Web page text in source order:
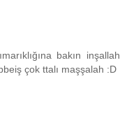
bakın inşallah
çok ttalı maşşalah :D